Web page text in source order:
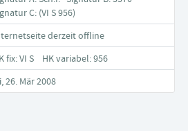
C: (VI S 956)
derzeit offline
fix: VI S HK variabel: 956
26. Mär 2008